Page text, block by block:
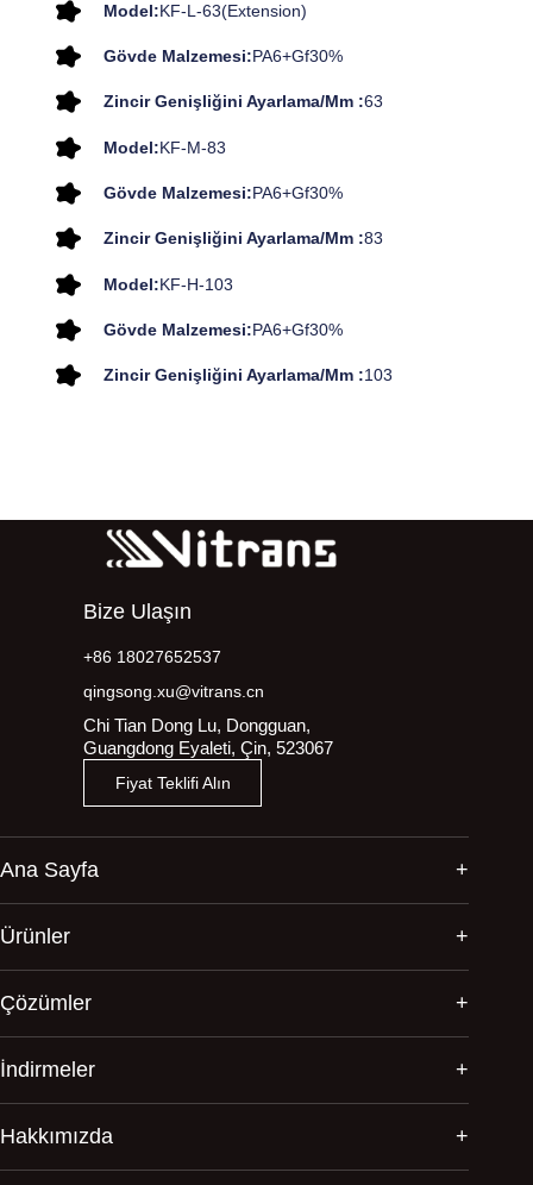
Model:KF-L-63(Extension)
Gövde Malzemesi:PA6+Gf30%
Zincir Genişliğini Ayarlama/mm :63
Model:KF-M-83
Gövde Malzemesi:PA6+Gf30%
Zincir Genişliğini Ayarlama/mm :83
Model:KF-H-103
Gövde Malzemesi:PA6+Gf30%
Zincir Genişliğini Ayarlama/mm :103
Bize Ulaşın
+86 18027652537
qingsong.xu@vitrans.cn
Chi Tian Dong Lu, Dongguan,
Guangdong Eyaleti, Çin, 523067
Fiyat Teklifi Alın
Ana Sayfa
Ürünler
Çözümler
İndirmeler
Hakkımızda